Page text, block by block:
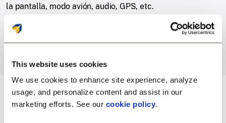
This website uses cookies
We use cookies to enhance site experience, analyze
usage, and personalize content and assist in our
marketing efforts. See our cookie policy.
la pantalla, modo avión, audio, GPS, etc.